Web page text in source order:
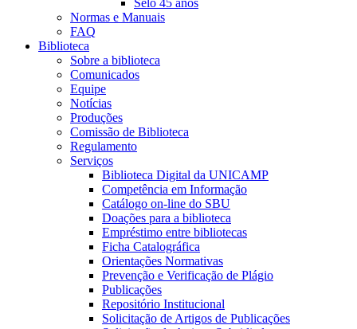
Selo 45 anos
Normas e Manuais
FAQ
Biblioteca
Sobre a biblioteca
Comunicados
Equipe
Notícias
Produções
Comissão de Biblioteca
Regulamento
Serviços
Biblioteca Digital da UNICAMP
Competência em Informação
Catálogo on-line do SBU
Doações para a biblioteca
Empréstimo entre bibliotecas
Ficha Catalográfica
Orientações Normativas
Prevenção e Verificação de Plágio
Publicações
Repositório Institucional
Solicitação de Artigos de Publicações